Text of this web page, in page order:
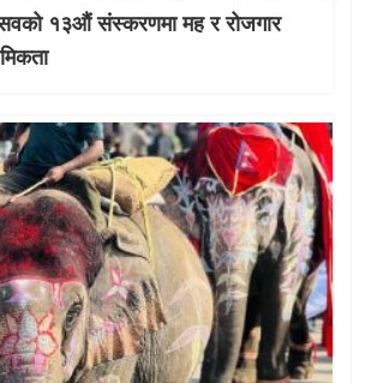
१३औं संस्करणमा मह र रोजगार